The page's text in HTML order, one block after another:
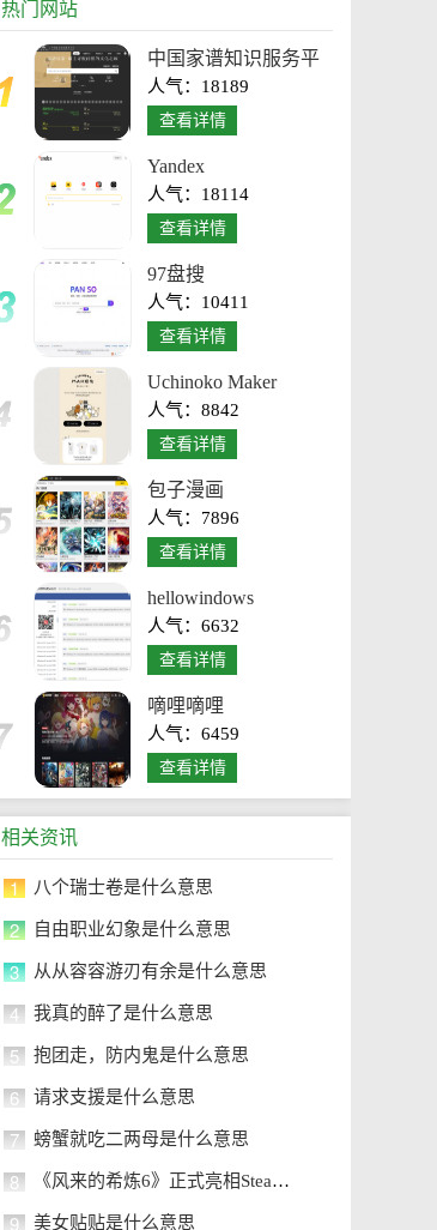
热门网站
中国家谱知识服务平
台
人气：18189
查看详情
Yandex
人气：18114
查看详情
97盘搜
人气：10411
查看详情
Uchinoko Maker
人气：8842
查看详情
包子漫画
人气：7896
查看详情
hellowindows
人气：6632
查看详情
嘀哩嘀哩
人气：6459
查看详情
相关资讯
1 八个瑞士卷是什么意思
2 自由职业幻象是什么意思
3 从从容容游刃有余是什么意思
4 我真的醉了是什么意思
5 抱团走，防内鬼是什么意思
6 请求支援是什么意思
7 螃蟹就吃二两母是什么意思
8 《风来的希炼6》正式亮相Steam平台
9 美女贴贴是什么意思